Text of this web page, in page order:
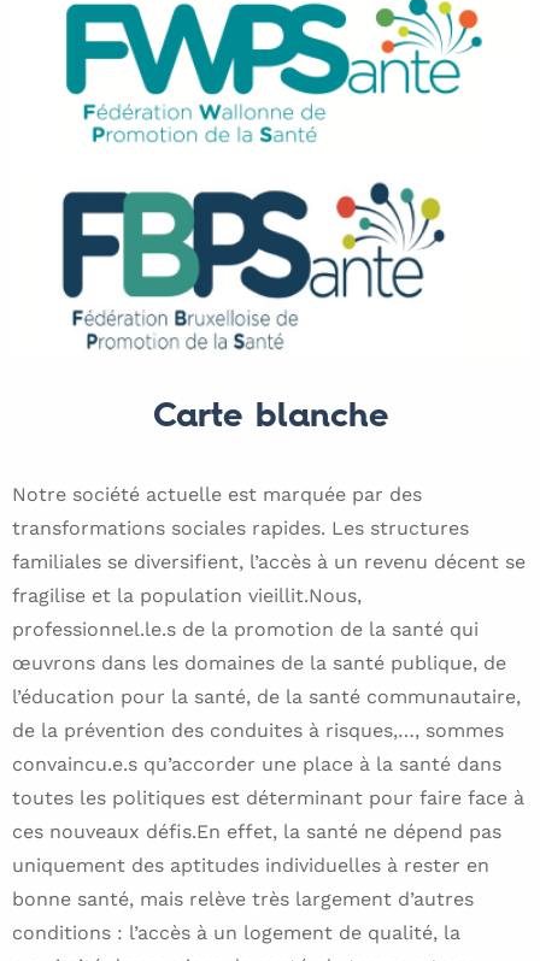
Carte blanche
Notre société actuelle est marquée par des
transformations sociales rapides. Les structures
familiales se diversifient, l’accès à un revenu décent se
fragilise et la population vieillit.Nous,
professionnel.le.s de la promotion de la santé qui
œuvrons dans les domaines de la santé publique, de
l’éducation pour la santé, de la santé communautaire,
de la prévention des conduites à risques,…, sommes
convaincu.e.s qu’accorder une place à la santé dans
toutes les politiques est déterminant pour faire face à
ces nouveaux défis.En effet, la santé ne dépend pas
uniquement des aptitudes individuelles à rester en
bonne santé, mais relève très largement d’autres
conditions : l’accès à un logement de qualité, la